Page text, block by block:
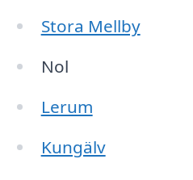
Stora Mellby
Nol
Lerum
Kungälv